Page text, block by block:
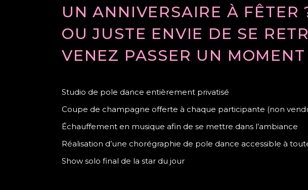
UN ANNIVERSAIRE À FÊTER
OU JUSTE ENVIE DE SE
VENEZ PASSER UN
Studio de pole dance entièrement privatisé
Coupe de champagne offerte à chaque participante (non
Échauffement en musique afin de se mettre dans l’ambiance
Réalisation d’une chorégraphie de pole dance accessible à
Show solo final de la star du jour